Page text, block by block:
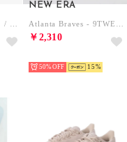
NEW ERA
￥2,310
50% 15